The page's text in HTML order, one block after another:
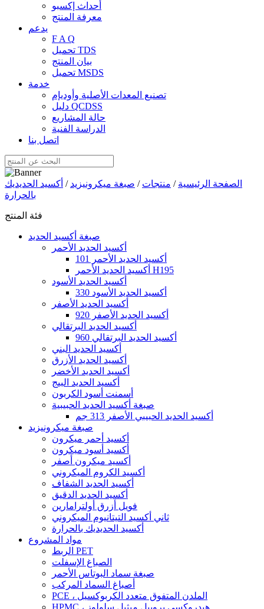
أحداث إكسبو
معرفة المنتج
يدعم
F A Q
تحميل TDS
بيان المنتج
تحميل MSDS
خدمة
تصنيع المعدات الأصلية وأوديإم
دليل QCDSS
حالة المشاريع
الدراسة الفنية
اتصل بنا
الصفحة الرئيسية / منتجات / صبغة ميكرونيزيد / أكسيد الحديديك
بالحرارة
فئة المنتج
صبغة أكسيد الحديد
أكسيد الحديد الأحمر
أكسيد الحديد الأحمر 101
أكسيد الحديد الأحمر H195
أكسيد الحديد الأسود
أكسيد الحديد الأسود 330
أكسيد الحديد الأصفر
أكسيد الحديد الأصفر 920
أكسيد الحديد البرتقالي
أكسيد الحديد البرتقالي 960
أكسيد الحديد البني
أكسيد الحديد الأزرق
أكسيد الحديد الأخضر
أكسيد الحديد البيج
أسمنت أسود الكربون
صبغة أكسيد الحديد الحبيبية
أكسيد الحديد الحبيبي الأصفر 313 جم
صبغة ميكرونيزيد
أكسيد أحمر ميكرون
أكسيد أسود ميكرون
أكسيد ميكرون أصفر
أكسيد الكروم الميكروني
أكسيد الحديد الشفاف
أكسيد الحديد الدقيق
فويل أزرق أولترامارين
ثاني أكسيد التيتانيوم الميكروني
أكسيد الحديديك بالحرارة
مواد المشروع
الربط PET
الصباغ الإسفلت
صبغة سماد البوتاس الأحمر
أصباغ السماد المركب
PCE ، الملدن المتفوق متعدد الكربوكسيل
HPMC ، هيدروكسي بروبيل ميثيل سلولوز